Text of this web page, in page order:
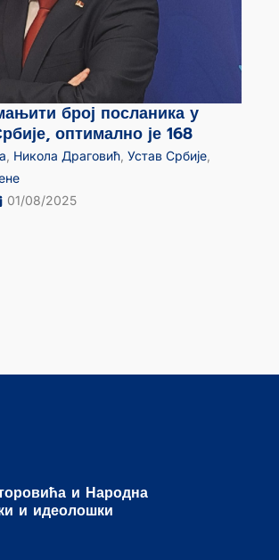
број посланика у
оптимално је 168
Никола Драговић ,Устав Србије
01/08/2025
и Народна
и идеолошки